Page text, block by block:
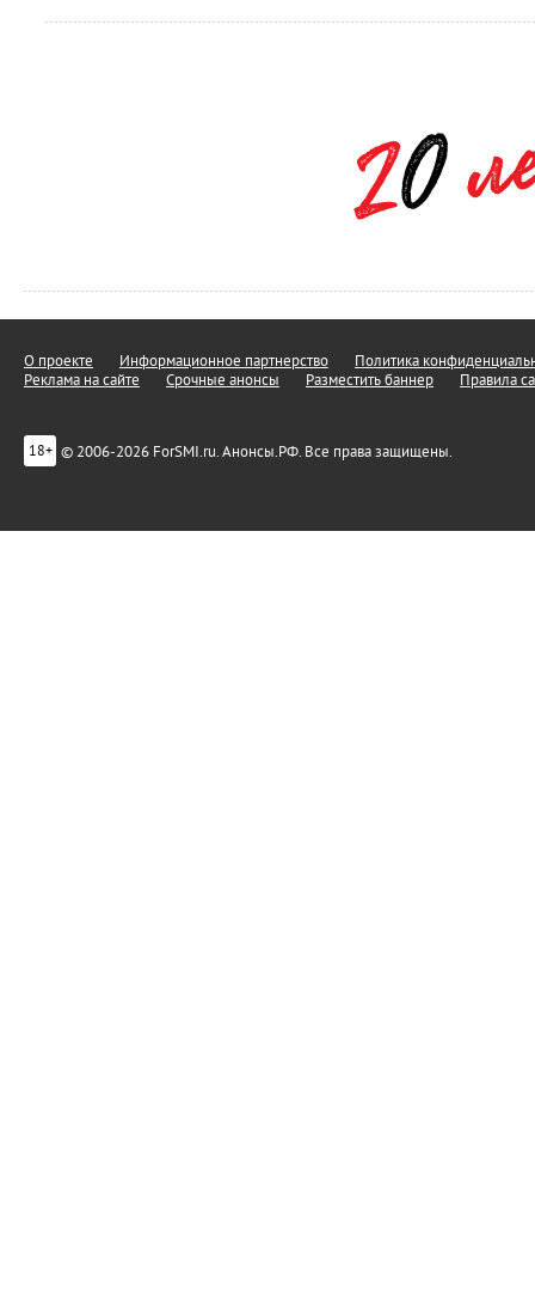
О проекте Информационное партнерство
Политика
Реклама на сайте
Срочные анонсы Разместить баннер Правила
18+ © 2006-2026 ForSMI.ru. Анонсы.РФ. Все права защищены.